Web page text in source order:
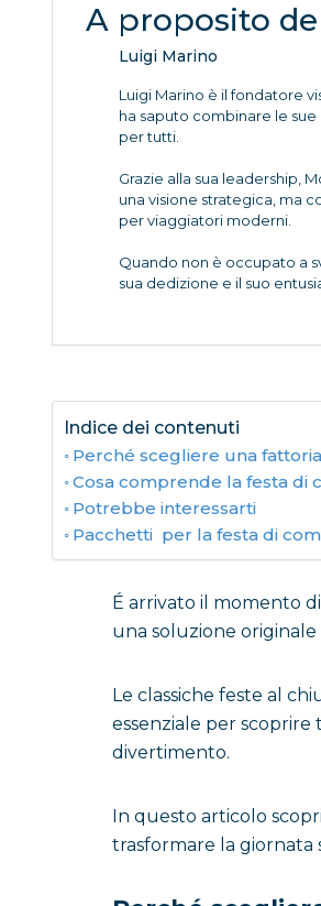
A proposito
Luigi Marino
Luigi Marino è il fondatore
ha saputo combinare le
per tutti.
Grazie alla sua leadership,
una visione strategica, ma
per viaggiatori moderni.
Quando non è occupato a
sua dedizione e il suo
Indice dei contenuti
Perché scegliere una
Cosa comprende la festa di
Potrebbe interessarti
Pacchetti per la festa di
É arrivato il momento
una soluzione
Le classiche feste al
essenziale per
divertimento.
In questo articolo
trasformare la giornata